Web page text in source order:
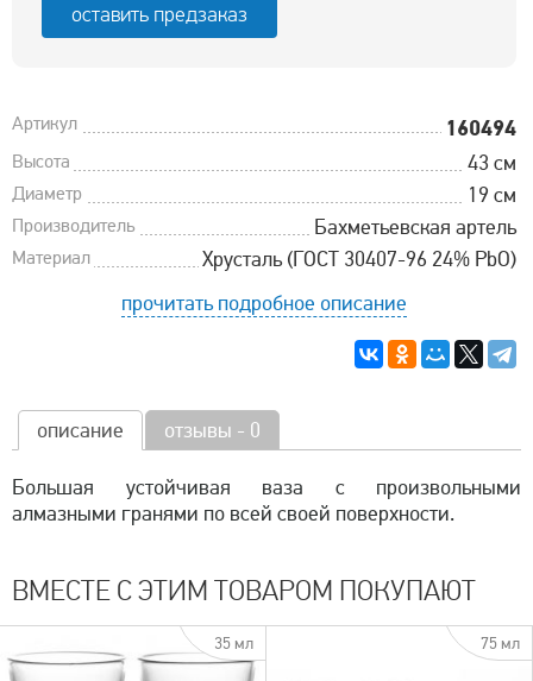
оставить предзаказ
Артикул 160494
Высота 43 см
Диаметр 19 см
Производитель Бахметьевская артель
Материал
Хрусталь (ГОСТ 30407-96 24% PbO)
прочитать подробное описание
описание отзывы - 0
Большая устойчивая ваза с произвольными
алмазными гранями по всей своей поверхности.
ВМЕСТЕ С ЭТИМ ТОВАРОМ ПОКУПАЮТ
35 мл 75 мл